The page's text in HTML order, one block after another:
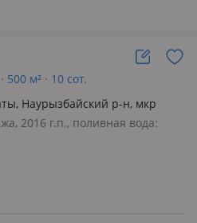
м² · 10 сот.
Наурызбайский р-н, мкр
2016 г.п., поливная вода: